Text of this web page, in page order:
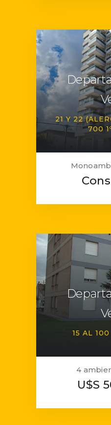
21 Y 22
700
15 AL 100
4
U$S